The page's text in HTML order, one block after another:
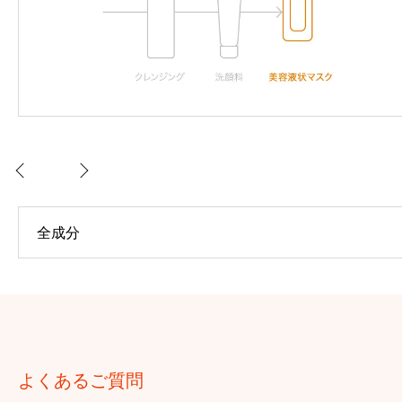
全成分
よくあるご質問